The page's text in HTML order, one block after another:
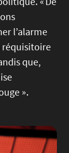
l’alarme
réquisitoire
que,
».